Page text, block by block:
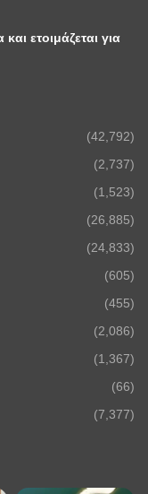
ετοιμάζεται για
(42,792)
(2,737)
(1,523)
(26,885)
(24,833)
(605)
(455)
(2,086)
(1,367)
(66)
(7,377)